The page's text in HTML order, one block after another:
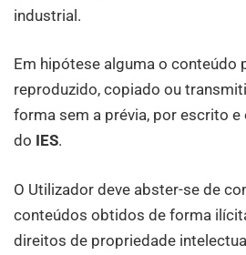
industrial.
Em hipótese alguma o conteúdo
reproduzido, copiado ou
forma sem a prévia, por escrito
do IES.
O Utilizador deve abster-se de
conteúdos obtidos de forma
direitos de propriedade